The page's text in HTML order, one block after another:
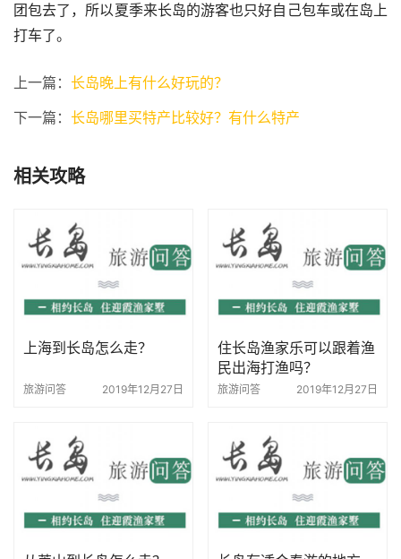
团包去了，所以夏季来长岛的游客也只好自己包车或在岛上
打车了。
上一篇： 长岛晚上有什么好玩的？
下一篇： 长岛哪里买特产比较好？有什么特产
相关攻略
上海到长岛怎么走？
旅游问答 2019年12月27日
住长岛渔家乐可以跟着渔
民出海打渔吗？
旅游问答 2019年12月27日